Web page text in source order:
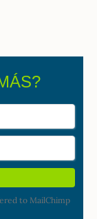
to MailChimp